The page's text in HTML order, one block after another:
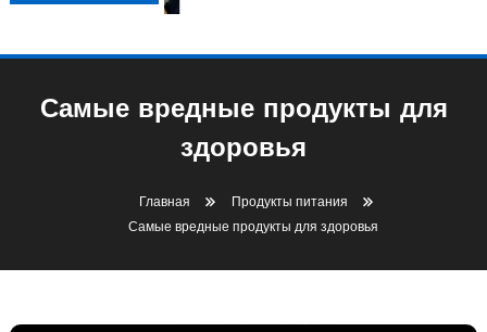
Самые вредные продукты для
здоровья
Главная
Продукты питания
Самые вредные продукты для здоровья